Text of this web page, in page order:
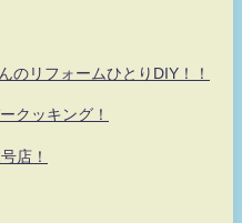
のリフォームひとりDIY！！
クッキング！
店！